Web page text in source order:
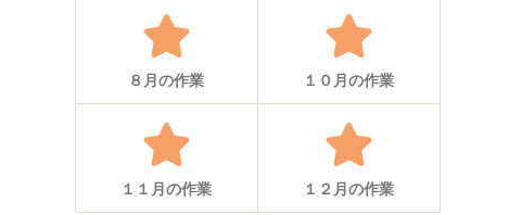
８月の作業 １０月の作業
１１月の作業 １２月の作業